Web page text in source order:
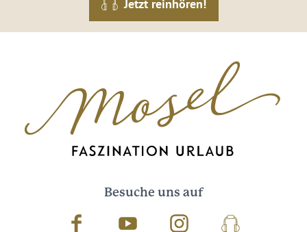
Jetzt reinhören!
Besuche uns auf
Facebook Youtube InstagramPodcast